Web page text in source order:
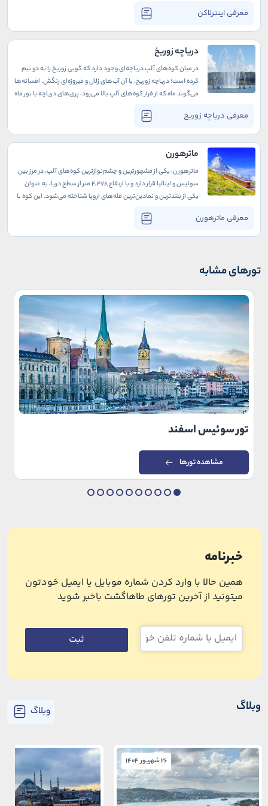
معرفی اینترلاکنجدیدی از تجربه‌ها می‌برد.
دریاچه زوریخ
معرفی دریاچه زوریخ
در میان کوه‌های آلپ دریاچه‌ای وجود دارد که گویی زوریخ را به دو نیم
کرده است؛ دریاچه زوریخ، با آن آب‌های زلال و فیروزه‌ای رنگش. افسانه‌ها
می‌‌گوند ماه که از فراز کوه‌های آلپ بالا می‌رود، پری‌های دریاچه با نور ماه
زوریخ تجربه کنی. چه فرصت عجیبی است برای اینکه دور از ازدحام شهر
خودت را گم و دوباره پیدا کنی.
ماترهورن
معرفی ماترهورن
ماترهورن، یکی از مشهورترین و چشم‌نوازترین کوه‌های آلپ، در مرز بین
سوئیس و ایتالیا قرار دارد و با ارتفاع ۴٬۴۷۸ متر از سطح دریا، به عنوان
یکی از بلندترین و نمادین‌ترین قله‌های اروپا شناخته می‌شود. این کوه با
به خود جذب می‌کند. ماترهورن نه تنها به خاطر زیبایی طبیعی خود
شهرت دارد، بلکه به دلیل چالش‌های فنی و سختی‌های کوهنوردی آن، به
تورهای مشابه
تور سوئیس اسفند
مشاهده تورها
خبرنامه
همین حالا با وارد کردن شماره موبایل یا ایمیل خودتون
میتونید از آخرین تورهای طاهاگشت باخبر شوید
ثبت
وبلاگ وبلاگ
26 شهریور 1404